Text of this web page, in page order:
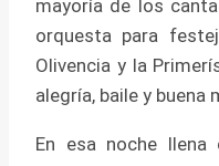
mayoría de los
orquesta para
Olivencia y la
alegría, baile y buena
En esa noche llena